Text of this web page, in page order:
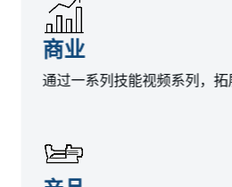
商业
通过一系列技能视频系列，拓